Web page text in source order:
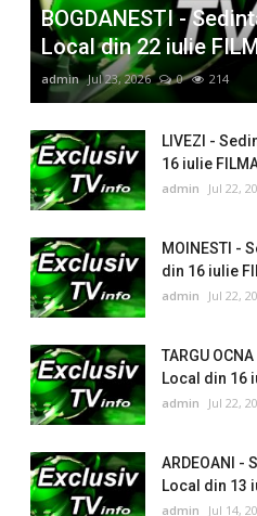
BOGDANESTI -
Local din 22 iulie
admin Jul 23, 2026 0 214
LIVEZI -
16 iulie
admin Jul 22,
MOINESTI -
din 16 iulie
admin Jul 22,
TARGU
Local din 16
admin Jul 22,
ARDEOANI -
Local din 13
admin Jul 14,